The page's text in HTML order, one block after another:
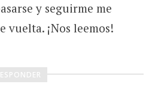
y seguirme me
vuelta. ¡Nos leemos!